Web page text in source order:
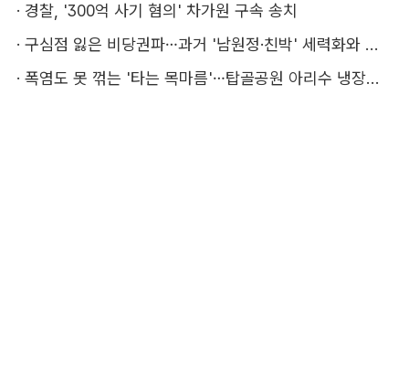
· 경찰, '300억 사기 혐의' 차가원 구속 송치
·
구심점 잃은 비당권파…과거 '남원정·친박' 세력화와 다른 점은
·
폭염도 못 꺾는 '타는 목마름'…탑골공원 아리수 냉장고 가보니